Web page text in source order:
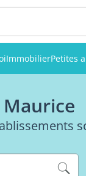
ImmobilierPetites